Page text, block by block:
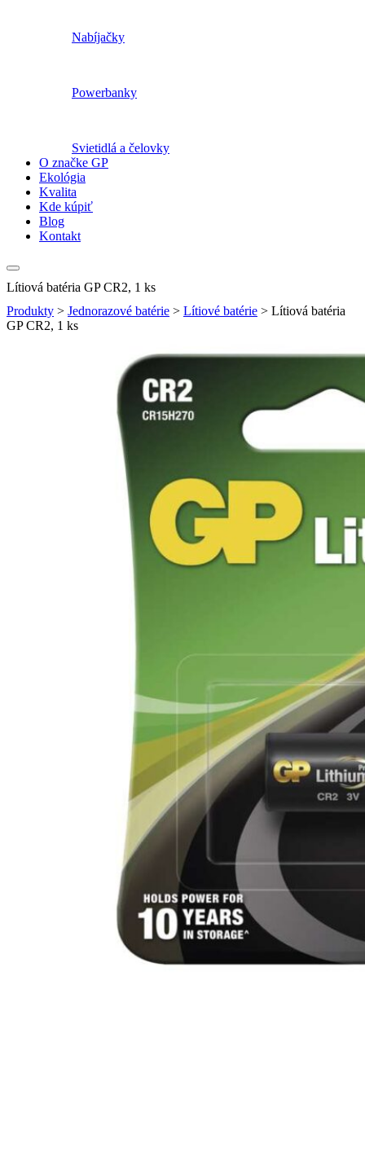
Nabíjačky
Powerbanky
Svietidlá a čelovky
O značke GP
Ekológia
Kvalita
Kde kúpiť
Blog
Kontakt
Lítiová batéria GP CR2, 1 ks
Produkty > Jednorazové batérie > Lítiové batérie > Lítiová batéria
GP CR2, 1 ks